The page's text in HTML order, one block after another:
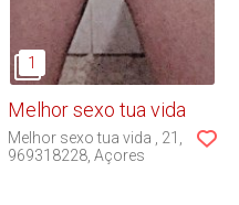
Melhor sexo tua vida
Melhor sexo tua vida
21
969318228 Açores